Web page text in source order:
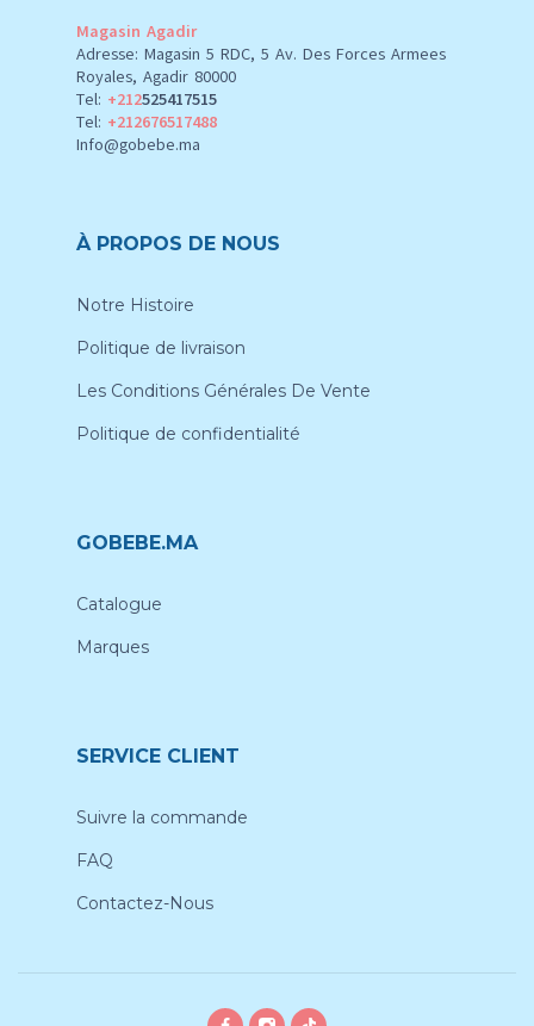
Magasin Agadir
Adresse: Magasin 5 RDC, 5 Av. Des Forces Armees
Royales, Agadir 80000
Tel: +212525417515
Tel: +212676517488
Info@gobebe.ma
À PROPOS DE NOUS
Notre Histoire
Politique de livraison
Les Conditions Générales De Vente
Politique de confidentialité
GOBEBE.MA
Catalogue
Marques
SERVICE CLIENT
Suivre la commande
FAQ
Contactez-Nous